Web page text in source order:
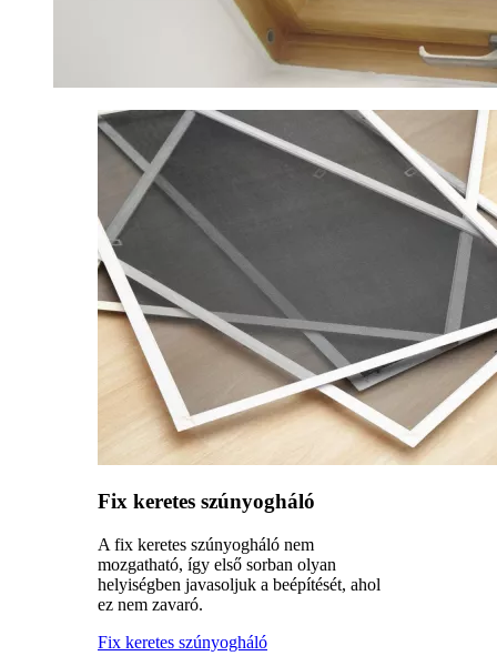
Fix keretes szúnyogháló
A fix keretes szúnyogháló nem
mozgatható, így első sorban olyan
helyiségben javasoljuk a beépítését, ahol
ez nem zavaró.
Fix keretes szúnyogháló